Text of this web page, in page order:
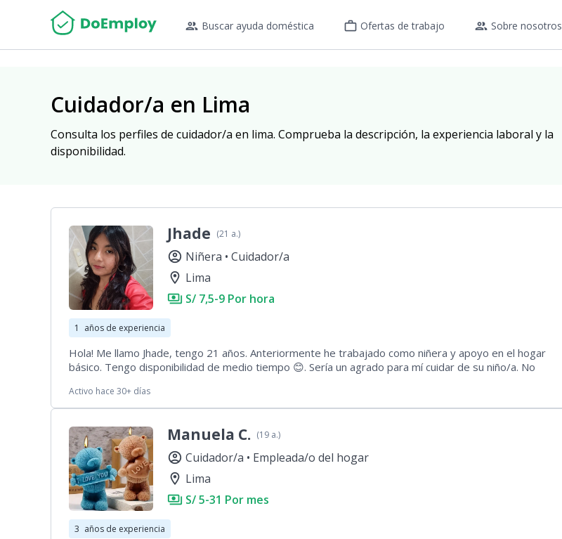
people_outline Buscar ayuda doméstica work_outline Ofertas de trabajo group Sobre nosotros
Cuidador/a en Lima
Consulta los perfiles de cuidador/a en lima. Comprueba la descripción, la experiencia laboral y la
disponibilidad.
Jhade (21 a.)
account_circle Niñera • Cuidador/a
location_on Lima
payments S/ 7,5-9 Por hora
1 años de experiencia
Hola! Me llamo Jhade, tengo 21 años. Anteriormente he trabajado como niñera y apoyo en el hogar
básico. Tengo disponibilidad de medio tiempo 😊. Sería un agrado para mí cuidar de su niño/a. No
Activo hace 30+ días
Manuela C. (19 a.)
account_circle Cuidador/a • Empleada/o del hogar
location_on Lima
payments S/ 5-31 Por mes
3 años de experiencia